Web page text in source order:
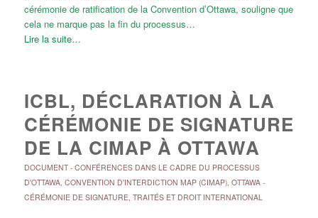
cérémonie de ratification de la Convention d’Ottawa, souligne que
cela ne marque pas la fin du processus…
Lire la suite…
ICBL, DÉCLARATION À LA
CÉRÉMONIE DE SIGNATURE
DE LA CIMAP À OTTAWA
DOCUMENT- CONFÉRENCES DANS LE CADRE DU PROCESSUS
D'OTTAWA, CONVENTION D'INTERDICTION MAP (CIMAP), OTTAWA -
CÉRÉMONIE DE SIGNATURE, TRAITÉS ET DROIT INTERNATIONAL